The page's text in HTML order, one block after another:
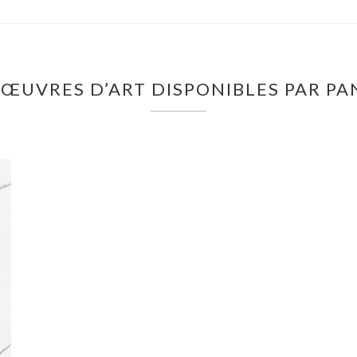
D’ART DISPONIBLES PAR